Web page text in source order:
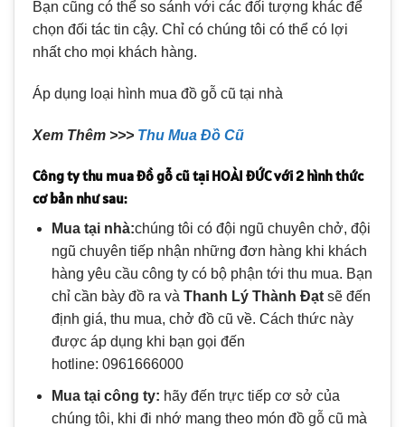
Bạn cũng có thể so sánh với các đối tượng khác để
chọn đối tác tin cậy. Chỉ có chúng tôi có thể có lợi
nhất cho mọi khách hàng.
Áp dụng loại hình mua đồ gỗ cũ tại nhà
Xem Thêm >>> Thu Mua Đồ Cũ
Công ty thu mua đồ gỗ cũ tại HOÀI ĐỨC với 2 hình thức
cơ bản như sau:
Mua tại nhà:chúng tôi có đội ngũ chuyên chở, đội
ngũ chuyên tiếp nhận những đơn hàng khi khách
hàng yêu cầu công ty có bộ phận tới thu mua. Bạn
chỉ cần bày đồ ra và Thanh Lý Thành Đạtsẽ đến
định giá, thu mua, chở đồ cũ về. Cách thức này
được áp dụng khi bạn gọi đến
hotline: 0961666000
Mua tại công ty: hãy đến trực tiếp cơ sở của
chúng tôi, khi đi nhớ mang theo món đồ gỗ cũ mà